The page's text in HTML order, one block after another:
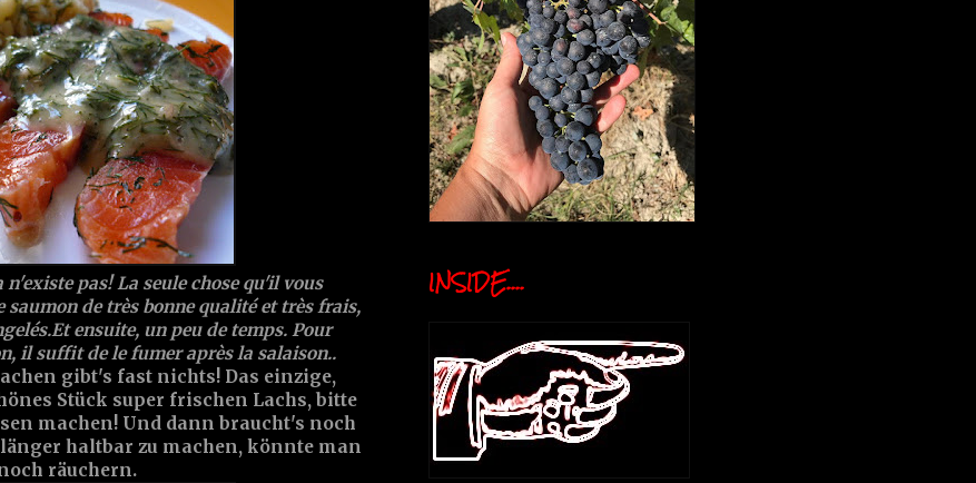
pas! La seule chose qu'il vous
saumon de très bonne qualité et très frais,
ensuite, un peu de temps. Pour
il suffit de le fumer après la salaison..
gibt's fast nichts! Das einzige,
Stück super frischen Lachs, bitte
machen! Und dann braucht's noch
haltbar zu machen, könnte man
räuchern.
INSIDE....